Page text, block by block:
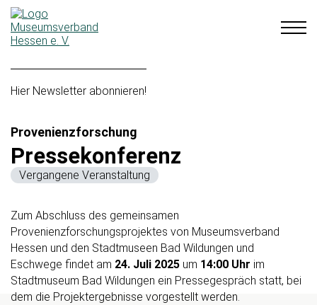
Hier Newsletter abonnieren!
Provenienzforschung
Pressekonferenz
Vergangene Veranstaltung
Zum Abschluss des gemeinsamen
Provenienzforschungsprojektes von Museumsverband
Hessen und den Stadtmuseen Bad Wildungen und
Eschwege findet am 24. Juli 2025 um 14:00 Uhr im
Stadtmuseum Bad Wildungen ein Pressegespräch statt, bei
dem die Projektergebnisse vorgestellt werden.